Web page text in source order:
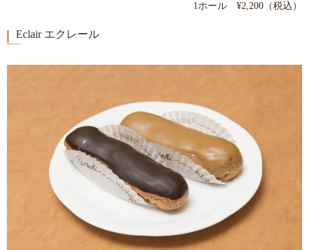
1ホール ¥2,200（税込）
Eclair エクレール